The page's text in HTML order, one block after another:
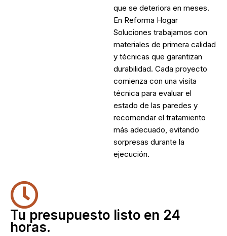
que se deteriora en meses.
En Reforma Hogar
Soluciones trabajamos con
materiales de primera calidad
y técnicas que garantizan
durabilidad. Cada proyecto
comienza con una visita
técnica para evaluar el
estado de las paredes y
recomendar el tratamiento
más adecuado, evitando
sorpresas durante la
ejecución.
Tu presupuesto listo en 24
horas.